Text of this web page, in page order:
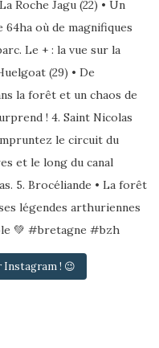
Instagram ! 😉